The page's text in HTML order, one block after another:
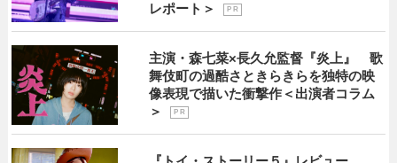
レポート＞
P R
主演・森七菜×長久允監督『炎上』 歌
舞伎町の過酷さときらきらを独特の映
像表現で描いた衝撃作＜出演者コラム
＞
P R